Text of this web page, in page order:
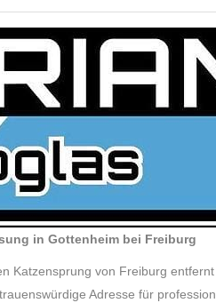
in Gottenheim bei Freiburg
Katzensprung von Freiburg
Adresse für